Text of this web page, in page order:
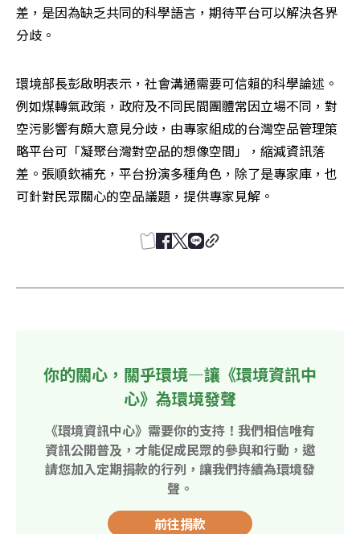
差，是因為缺乏共同的科學語言，期待平台可以解決各界
分歧。
環境部長彭啟明表示，社會溝通需要可信賴的科學論述。
例如煤轉氣政策，政府及不同民間團體常因立場不同，對
空污影響有頗大意見分歧，由專家組成的台灣空品管理策
略平台可「凝聚台灣對空品的想像空間」，縮減資訊落
差。張順欽補充，平台扮演多種角色，除了是專家庫，也
可針對民眾關心的空品議題，提供專家見解。
你的關心，關乎環境—讓《環境資訊中
心》為環境發聲
《環境資訊中心》需要你的支持！我們相信唯有
資訊公開普及，才能促成民眾的參與和行動，邀
請您加入定期捐款的行列，讓我們持續為環境發
聲。
前往捐款